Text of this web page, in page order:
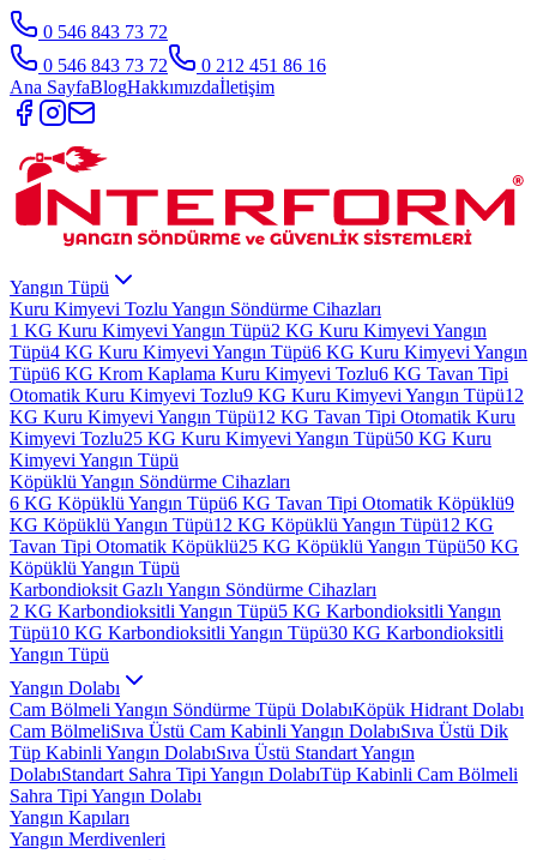
0 546 843 73 72
0 546 843 73 72
0 212 451 86 16
Ana SayfaBlogHakkımızdaİletişim
Yangın Tüpü
Kuru Kimyevi Tozlu Yangın Söndürme Cihazları
1 KG Kuru Kimyevi Yangın Tüpü2 KG Kuru Kimyevi Yangın
Tüpü4 KG Kuru Kimyevi Yangın Tüpü6 KG Kuru Kimyevi Yangın
Tüpü6 KG Krom Kaplama Kuru Kimyevi Tozlu6 KG Tavan Tipi
Otomatik Kuru Kimyevi Tozlu9 KG Kuru Kimyevi Yangın Tüpü12
KG Kuru Kimyevi Yangın Tüpü12 KG Tavan Tipi Otomatik Kuru
Kimyevi Tozlu25 KG Kuru Kimyevi Yangın Tüpü50 KG Kuru
Kimyevi Yangın Tüpü
Köpüklü Yangın Söndürme Cihazları
6 KG Köpüklü Yangın Tüpü6 KG Tavan Tipi Otomatik Köpüklü9
KG Köpüklü Yangın Tüpü12 KG Köpüklü Yangın Tüpü12 KG
Tavan Tipi Otomatik Köpüklü25 KG Köpüklü Yangın Tüpü50 KG
Köpüklü Yangın Tüpü
Karbondioksit Gazlı Yangın Söndürme Cihazları
2 KG Karbondioksitli Yangın Tüpü5 KG Karbondioksitli Yangın
Tüpü10 KG Karbondioksitli Yangın Tüpü30 KG Karbondioksitli
Yangın Tüpü
Yangın Dolabı
Cam Bölmeli Yangın Söndürme Tüpü DolabıKöpük Hidrant Dolabı
Cam BölmeliSıva Üstü Cam Kabinli Yangın DolabıSıva Üstü Dik
Tüp Kabinli Yangın DolabıSıva Üstü Standart Yangın
DolabıStandart Sahra Tipi Yangın DolabıTüp Kabinli Cam Bölmeli
Sahra Tipi Yangın Dolabı
Yangın Kapıları
Yangın Merdivenleri